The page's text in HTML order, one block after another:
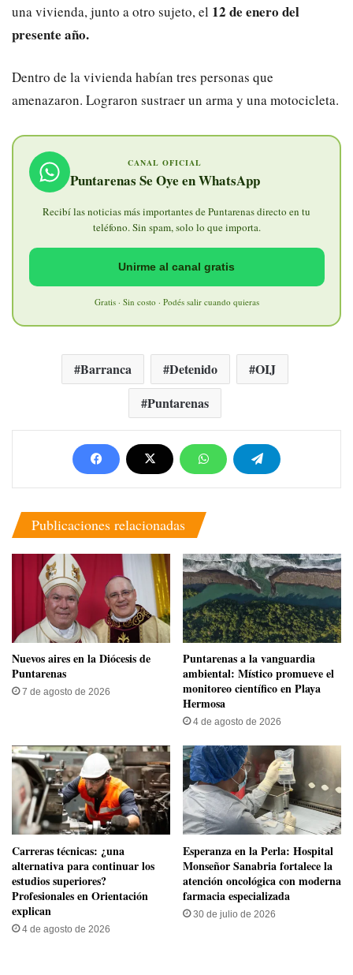
una vivienda, junto a otro sujeto, el 12 de enero del
presente año.
Dentro de la vivienda habían tres personas que
amenazaron. Lograron sustraer un arma y una motocicleta.
CANAL OFICIAL
Puntarenas Se Oye en WhatsApp
Recibí las noticias más importantes de Puntarenas directo en tu
teléfono. Sin spam, solo lo que importa.
Unirme al canal gratis
Gratis · Sin costo · Podés salir cuando quieras
Barranca Detenido
OIJ
Puntarenas
Publicaciones relacionadas
​Nuevos aires en la Diócesis de
Puntarenas
7 de agosto de 2026
​Puntarenas a la vanguardia
ambiental: Místico promueve el
monitoreo científico en Playa
Hermosa
4 de agosto de 2026
Carreras técnicas: ¿una
alternativa para continuar los
estudios superiores?
Profesionales en Orientación
explican
4 de agosto de 2026
​Esperanza en la Perla: Hospital
Monseñor Sanabria fortalece la
atención oncológica con moderna
farmacia especializada
30 de julio de 2026